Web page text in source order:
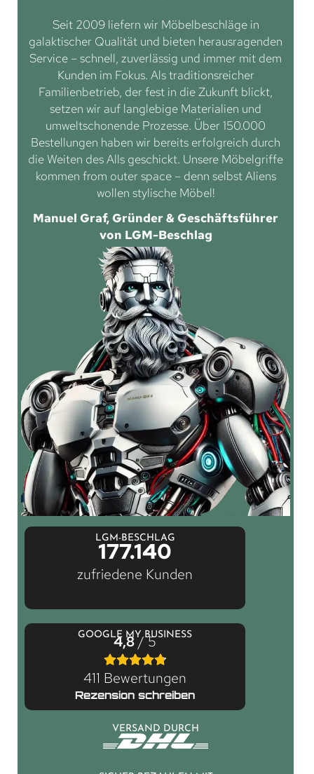
Seit 2009 liefern wir Möbelbeschläge in
galaktischer Qualität und bieten herausragenden
Service – schnell, zuverlässig und immer mit dem
Kunden im Fokus. Als traditionsreicher
Familienbetrieb, der fest in die Zukunft blickt,
setzen wir auf langlebige Materialien und
umweltschonende Prozesse. Über 150.000
Bestellungen haben wir bereits erfolgreich durch
die Weiten des Alls geschickt. Unsere Möbelgriffe
kommen from outer space – denn selbst Aliens
wollen stylische Möbel!
Manuel Graf, Gründer & Geschäftsführer
von LGM-Beschlag
LGM-BESCHLAG
177.140
zufriedene Kunden
GOOGLE MY BUSINESS
4,8/ 5
411 Bewertungen
Rezension schreiben
VERSAND DURCH